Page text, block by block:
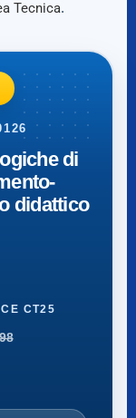
Tecnica.
di
didattico
CT25